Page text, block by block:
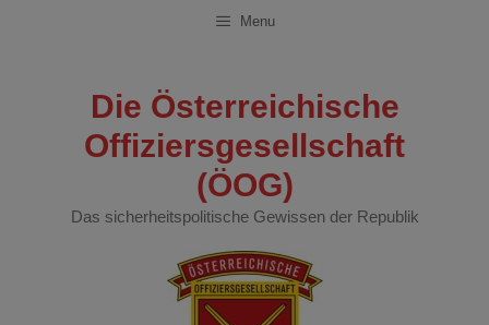
Menu
Die Österreichische
Offiziersgesellschaft
(ÖOG)
Das sicherheitspolitische Gewissen der Republik